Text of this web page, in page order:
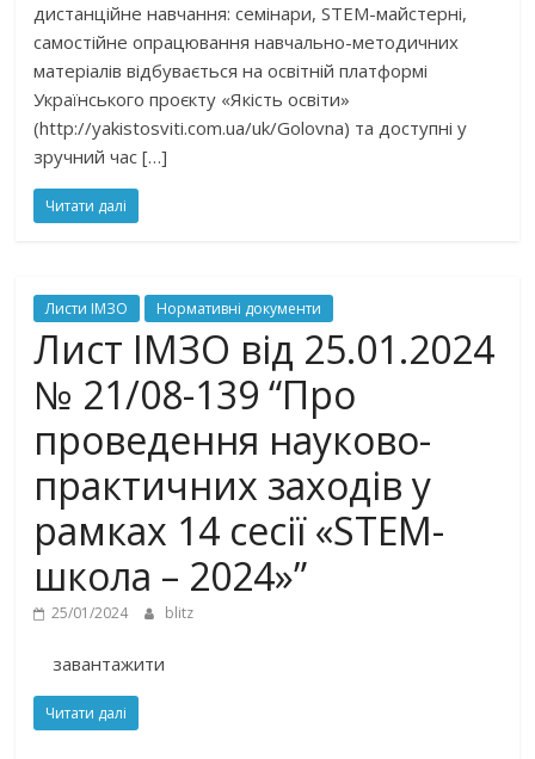
дистанційне навчання: семінари, STEM-майстерні,
самостійне опрацювання навчально-методичних
матеріалів відбувається на освітній платформі
Українського проєкту «Якість освіти»
(http://yakistosviti.com.ua/uk/Golovna) та доступні у
зручний час […]
Читати далі
Листи ІМЗО Нормативні документи
Лист ІМЗО від 25.01.2024
№ 21/08-139 “Про
проведення науково-
практичних заходів у
рамках 14 сесії «STEM-
школа – 2024»”
25/01/2024 blitz
завантажити
Читати далі